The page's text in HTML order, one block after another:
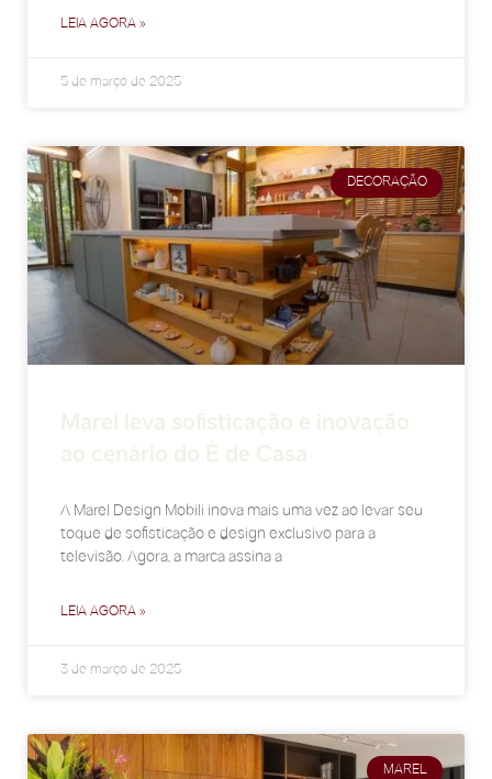
LEIA AGORA »
5 de março de 2025
DECORAÇÃO
Marel leva sofisticação e inovação
ao cenário do É de Casa
A Marel Design Mobili inova mais uma vez ao levar seu
toque de sofisticação e design exclusivo para a
televisão. Agora, a marca assina a
LEIA AGORA »
3 de março de 2025
MAREL